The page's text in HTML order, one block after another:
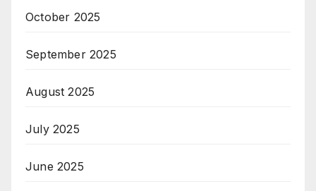
October 2025
September 2025
August 2025
July 2025
June 2025